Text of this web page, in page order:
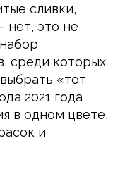
сливки,
нет, это не
среди которых
«тот
2021 года
в одном цвете,
и